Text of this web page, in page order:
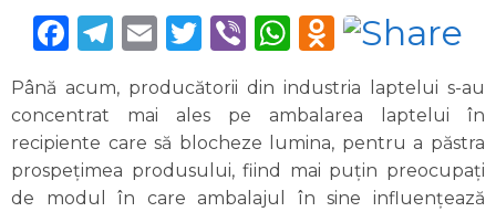
Facebook
Telegram
EmailTwitter
ViberWhatsApp
Până acum, producătorii din industria laptelui s-au
concentrat mai ales pe ambalarea laptelui în
recipiente care să blocheze lumina, pentru a păstra
prospețimea produsului, fiind mai puțin preocupați
de modul în care ambalajul în sine influențează